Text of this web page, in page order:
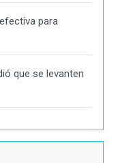
para
que se levanten